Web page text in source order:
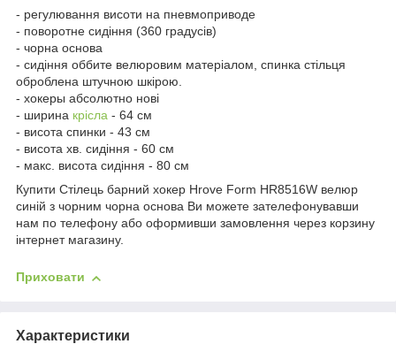
- регулювання висоти на пневмоприводе
- поворотне сидіння (360 градусів)
- чорна основа
- сидіння оббите велюровим матеріалом, спинка стільця
оброблена штучною шкірою.
- хокеры абсолютно нові
- ширина крісла - 64 см
- висота спинки - 43 см
- висота хв. сидіння - 60 см
- макс. висота сидіння - 80 см
Купити Стілець барний хокер Hrove Form HR8516W велюр
синій з чорним чорна основа Ви можете зателефонувавши
нам по телефону або оформивши замовлення через корзину
інтернет магазину.
Приховати
Характеристики